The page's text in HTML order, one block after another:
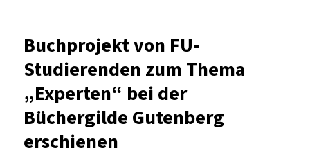
Eilige
Buchprojekt von FU-
Studierenden zum Thema
„Experten“ bei der
Büchergilde Gutenberg
erschienen